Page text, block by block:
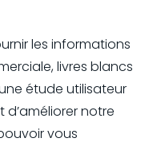
les informations
livres blancs
étude utilisateur
notre
vous